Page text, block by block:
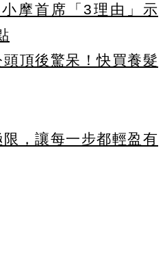
摩首席「3理由」示
頂後驚呆！快買養髮
，讓每一步都輕盈有